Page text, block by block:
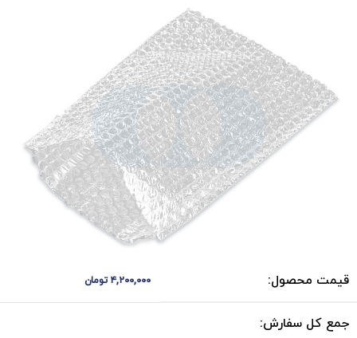
قیمت محصول: ۴,۲۰۰,۰۰۰ تومان
جمع کل سفارش: